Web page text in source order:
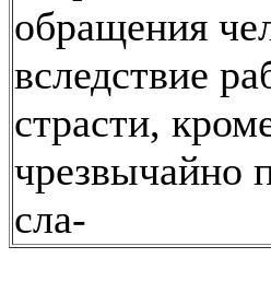
обращения
вследствие
страсти,
чрезвычайно
сла-